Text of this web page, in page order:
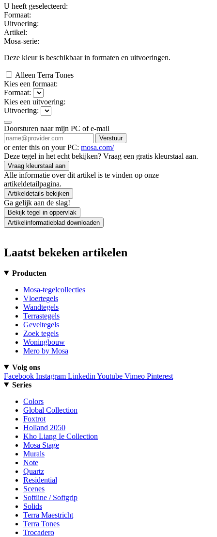
U heeft geselecteerd:
Formaat:
Uitvoering:
Artikel:
Mosa-serie:
Deze kleur is beschikbaar in formaten en uitvoeringen.
Alleen Terra Tones
Kies een formaat:
Formaat:
Kies een uitvoering:
Uitvoering:
Doorsturen naar mijn PC of e-mail
Verstuur
or enter this on your PC: mosa.com/
Deze tegel in het echt bekijken? Vraag een gratis kleurstaal aan.
Vraag kleurstaal aan
Alle informatie over dit artikel is te vinden op onze
artikeldetailpagina.
Artikeldetails bekijken
Ga gelijk aan de slag!
Bekijk tegel in oppervlak
Artikelinformatieblad downloaden
Laatst bekeken artikelen
Producten
Mosa-tegelcollecties
Vloertegels
Wandtegels
Terrastegels
Geveltegels
Zoek tegels
Woningbouw
Mero by Mosa
Volg ons
Facebook Instagram Linkedin Youtube Vimeo Pinterest
Series
Colors
Global Collection
Foxtrot
Holland 2050
Kho Liang Ie Collection
Mosa Stage
Murals
Note
Quartz
Residential
Scenes
Softline / Softgrip
Solids
Terra Maestricht
Terra Tones
Trocadero